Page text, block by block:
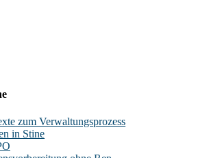
zum Verwaltungsprozess
in Stine